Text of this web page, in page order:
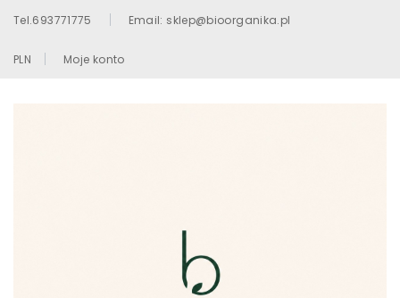
Tel.693771775 Email: sklep@bioorganika.pl
PLN Moje konto